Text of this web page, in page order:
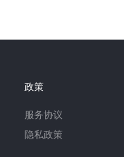
政策
服务协议
隐私政策